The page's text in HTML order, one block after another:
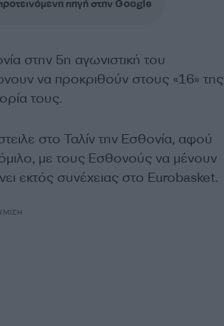
πηγή στην Google
στην 5η αγωνιστική του
να προκριθούν στους «16» της
τους.
στο Ταλίν την Εσθονία, αφού
με τους Εσθονούς να μένουν
εκτός συνέχειας στο Eurobasket.